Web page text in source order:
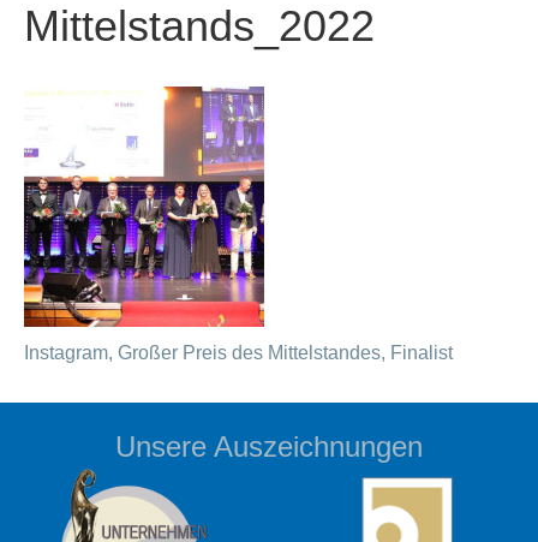
Mittelstands_2022
Instagram, Großer Preis des Mittelstandes, Finalist
Unsere Auszeichnungen